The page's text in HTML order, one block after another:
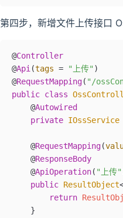
第四步，新增文件上传接口
@Controller
@Api (tags = "上传" )
@RequestMapping( "/
public class
    @
Autowired
    private
IOssService
    @
RequestMapping(
    @
ResponseBody
    @
ApiOperation( "上传"
    public
ResultObject
        return
    }